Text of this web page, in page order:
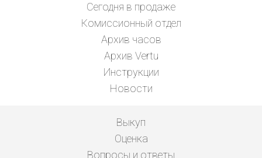
Сегодня в продаже
Комиссионный отдел
Архив часов
Архив Vertu
Инструкции
Новости
Выкуп
Оценка
Вопросы и ответы